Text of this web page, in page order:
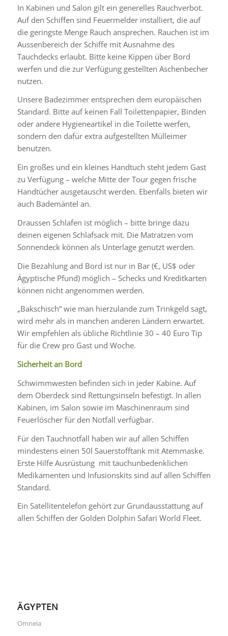
In Kabinen und Salon gilt ein generelles Rauchverbot.
Auf den Schiffen sind Feuermelder installiert, die auf
die geringste Menge Rauch ansprechen. Rauchen ist im
Aussenbereich der Schiffe mit Ausnahme des
Tauchdecks erlaubt. Bitte keine Kippen über Bord
werfen und die zur Verfügung gestellten Aschenbecher
nutzen.
Unsere Badezimmer entsprechen dem europäischen
Standard. Bitte auf keinen Fall Toilettenpapier, Binden
oder andere Hygieneartikel in die Toilette werfen,
sondern den dafür extra aufgestellten Mülleimer
benutzen.
Ein großes und ein kleines Handtuch steht jedem Gast
zu Verfügung – welche Mitte der Tour gegen frische
Handtücher ausgetauscht werden. Ebenfalls bieten wir
auch Bademäntel an.
Draussen Schlafen ist möglich – bitte bringe dazu
deinen eigenen Schlafsack mit. Die Matratzen vom
Sonnendeck können als Unterlage genutzt werden.
Die Bezahlung and Bord ist nur in Bar (€, US$ oder
Ägyptische Pfund) möglich – Schecks und Kreditkarten
können nicht angenommen werden.
„Bakschisch“ wie man hierzulande zum Trinkgeld sagt,
wird mehr als in manchen anderen Ländern erwartet.
Wir empfehlen als übliche Richtlinie 30 – 40 Euro Tip
für die Crew pro Gast und Woche.
Sicherheit an Bord
Schwimmwesten befinden sich in jeder Kabine. Auf
dem Oberdeck sind Rettungsinseln befestigt. In allen
Kabinen, im Salon sowie im Maschinenraum sind
Feuerlöscher für den Notfall verfügbar.
Für den Tauchnotfall haben wir auf allen Schiffen
mindestens einen 50l Sauerstofftank mit Atemmaske.
Erste Hilfe Ausrüstung mit tauchunbedenklichen
Medikamenten und Infusionskits sind auf allen Schiffen
Standard.
Ein Satellitentelefon gehört zur Grundausstattung auf
allen Schiffen der Golden Dolphin Safari World Fleet.
ÄGYPTEN
Omneia